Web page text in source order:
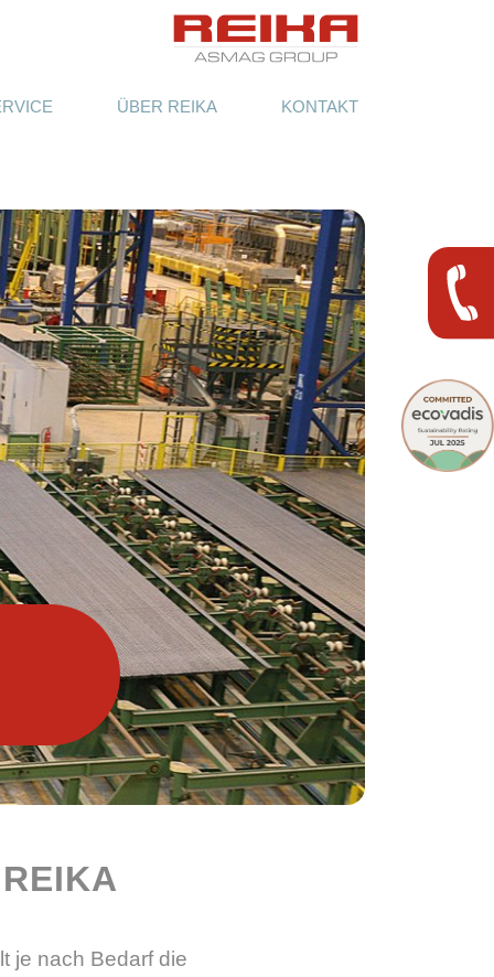
ÜBER REIKA KONTAKT
je nach Bedarf die